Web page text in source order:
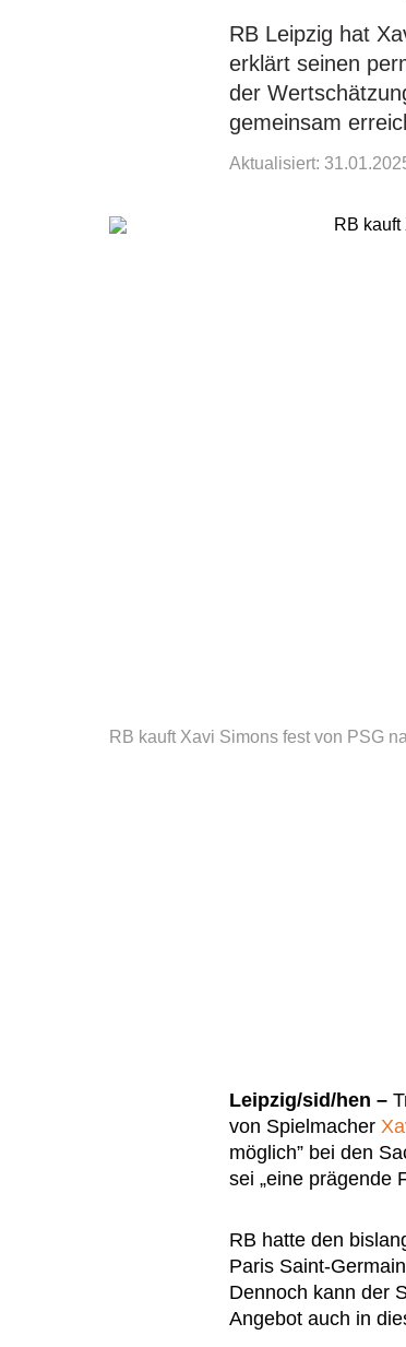
RB Leipzig hat
erklärt seinen
der
gemeinsam
Aktualisiert:
RB kauft Xavi Simons fest von PSG
Leipzig/sid/hen –
von Spielmacher
möglich” bei den
sei „eine prägende
RB hatte den
Paris Saint-
Dennoch kann der
Angebot auch in